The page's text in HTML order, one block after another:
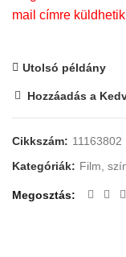
mail címre
Utolsó példány
Hozzáadás a
Cikkszám: 11163802
Kategóriák: Film,
Megosztás